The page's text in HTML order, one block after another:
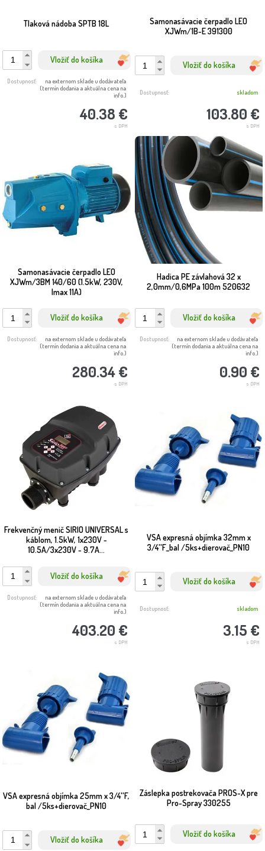
Tlaková nádoba SPTB 18L
Vložiť do košíka
40.38 €
s DPH
Dostupnosť:
na externom sklade u dodávateľa
(termín dodania a aktuálna cena na
info.)
Samonasávacie čerpadlo LEO
XJWm/1B-E 391300
Vložiť do košíka
103.80 €
s DPH
Dostupnosť: skladom
Samonasávacie čerpadlo LEO
XJWm/3BM 140/60 (1.5kW, 230V,
Imax 11A)
Vložiť do košíka
280.34 €
s DPH
Dostupnosť:
na externom sklade u dodávateľa
(termín dodania a aktuálna cena na
info.)
Hadica PE závlahová 32 x
2,0mm/0,6MPa 100m 520632
Vložiť do košíka
0.90 €
s DPH
Dostupnosť:
na externom sklade u dodávateľa
(termín dodania a aktuálna cena na
info.)
Frekvenčný menič SIRIO UNIVERSAL s
káblom, 1.5kW, 1x230V -
10.5A/3x230V - 9.7A...
Vložiť do košíka
403.20 €
s DPH
Dostupnosť:
na externom sklade u dodávateľa
(termín dodania a aktuálna cena na
info.)
VSA expresná objímka 32mm x
3/4''F_bal /5ks+dierovač_PN10
Vložiť do košíka
3.15 €
s DPH
Dostupnosť: skladom
VSA expresná objímka 25mm x 3/4''F,
bal /5ks+dierovač_PN10
Vložiť do košíka
Záslepka postrekovača PROS-X pre
Pro-Spray 330255
Vložiť do košíka